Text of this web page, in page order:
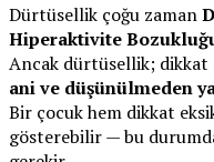
Dürtüsellik çoğu zaman
Hiperaktivite
Ancak dürtüsellik; dikkat
ani ve düşünülmeden
Bir çocuk hem dikkat
gösterebilir — bu